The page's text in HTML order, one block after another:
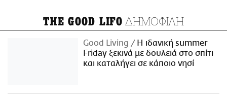
THE GOOD LIFO ΔΗΜΟΦΙΛΗ
Good Living
Η ιδανική summer
Friday ξεκινά με δουλειά στο σπίτι
και καταλήγει σε κάποιο νησί